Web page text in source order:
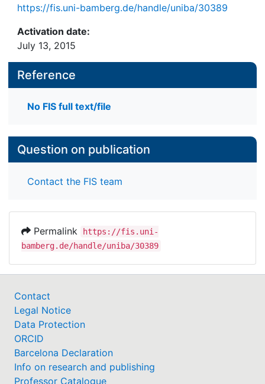
https://fis.uni-bamberg.de/handle/uniba/30389
Activation date:
July 13, 2015
Reference
No FIS full text/file
Question on publication
Contact the FIS team
Permalink
https://fis.uni-
bamberg.de/handle/uniba/30389
Contact
Legal Notice
Data Protection
ORCID
Barcelona Declaration
Info on research and publishing
Professor Catalogue